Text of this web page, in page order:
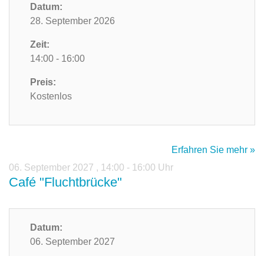
Datum:
28. September 2026
Zeit:
14:00 - 16:00
Preis:
Kostenlos
Erfahren Sie mehr »
06. September 2027 , 14:00 - 16:00 Uhr
Café "Fluchtbrücke"
Datum:
06. September 2027